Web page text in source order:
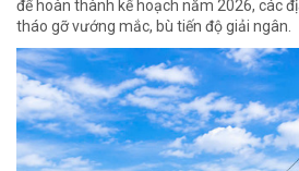
để hoàn thành kế hoạch năm 2026, các
tháo gỡ vướng mắc, bù tiến độ giải ngân.